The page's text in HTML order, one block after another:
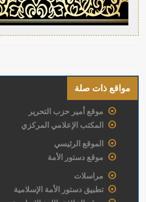
مواقع ذات صلة
موقع أمير حزب التحرير
المكتب الإعلامي المركزي
الموقع الرئيسي
موقع دستور الأمة
مراسلات
تطبيق دستور الأمة الإسلامية